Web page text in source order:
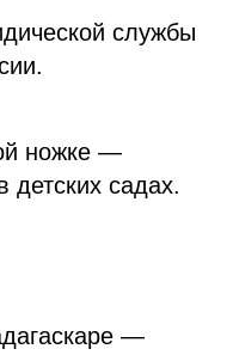
службы
ножке —
детских садах.
—